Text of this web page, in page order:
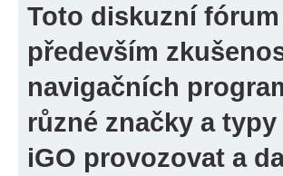
Toto diskuzní
především
navigačních
různé značky a
iGO provozovat a